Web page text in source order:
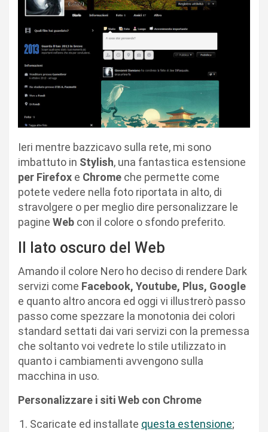
Ieri mentre bazzicavo sulla rete, mi sono
imbattuto in Stylish, una fantastica estensione
per Firefox e Chrome che permette come
potete vedere nella foto riportata in alto, di
stravolgere o per meglio dire personalizzare le
pagine Web con il colore o sfondo preferito.
Il lato oscuro del Web
Amando il colore Nero ho deciso di rendere Dark
servizi come Facebook, Youtube, Plus, Google
e quanto altro ancora ed oggi vi illustrerò passo
passo come spezzare la monotonia dei colori
standard settati dai vari servizi con la premessa
che soltanto voi vedrete lo stile utilizzato in
quanto i cambiamenti avvengono sulla
macchina in uso.
Personalizzare i siti Web con Chrome
Scaricate ed installate questa estensione;